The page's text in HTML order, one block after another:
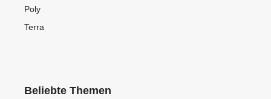
Poly
Terra
Beliebte Themen